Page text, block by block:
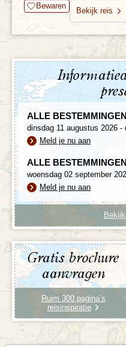
Bewaren
Bekijk reis
ALLE BESTEMMINGEN
dinsdag 11 augustus 2026 -
Meld je nu aan
ALLE BESTEMMINGEN
woensdag 02 september
Meld je nu aan
Gratis brochure
aanvragen
Ruim 300 pagina’s
reisinspiratie